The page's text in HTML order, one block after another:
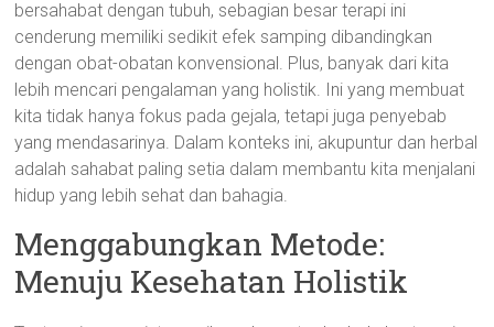
bersahabat dengan tubuh, sebagian besar terapi ini
cenderung memiliki sedikit efek samping dibandingkan
dengan obat-obatan konvensional. Plus, banyak dari kita
lebih mencari pengalaman yang holistik. Ini yang membuat
kita tidak hanya fokus pada gejala, tetapi juga penyebab
yang mendasarinya. Dalam konteks ini, akupuntur dan herbal
adalah sahabat paling setia dalam membantu kita menjalani
hidup yang lebih sehat dan bahagia.
Menggabungkan Metode:
Menuju Kesehatan Holistik